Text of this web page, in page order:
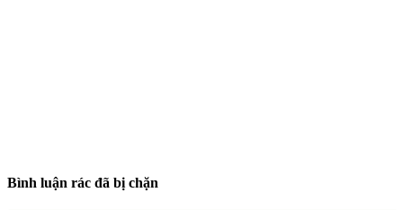
Bình luận rác đã bị chặn